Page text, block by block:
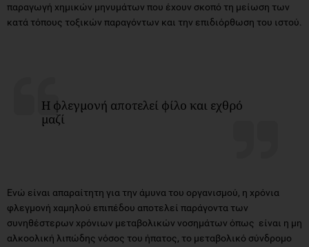
παραγωγή χημικών μηνυμάτων που έχουν σκοπό τη μείωση των
κατά τόπους τοξικών παραγόντων και την επιδιόρθωση του ιστού.
Η φλεγμονή αποτελεί φίλο και εχθρό
μαζί
Ενώ είναι απαραίτητη για την άμυνα του οργανισμού, η χρόνια
φλεγμονή χαμηλού επιπέδου αποτελεί παράγοντα των
συνηθέστερων χρόνιων μεταβολικών νοσημάτων όπως είναι η μη
αλκοολική λιπώδης νόσος του ήπατος, το μεταβολικό σύνδρομο